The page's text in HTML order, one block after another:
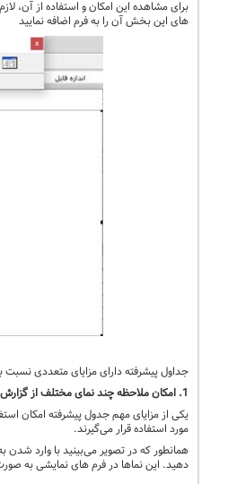
برای مشاهده این امکان و استفاده از آن،
های این بخش آن را به فرم اضافه نمایید
جداول پیشرفته دارای مزایای متعددی
1. امکان ملاحظه چند نمای مختلف از گزارش به صورت همزمان در تب‌های مختلف
یکی از مزایای مهم جدول پیشرفته امکان
مورد استفاده قرار می‌گیرند.
همانطور که در تصویر می‌بینید با وارد
دهید. این نماها در فرم های نمایشی به